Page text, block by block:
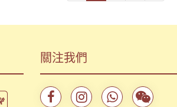
關注我們